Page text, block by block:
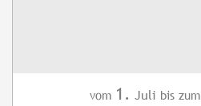
vom 1. Juli bis zum